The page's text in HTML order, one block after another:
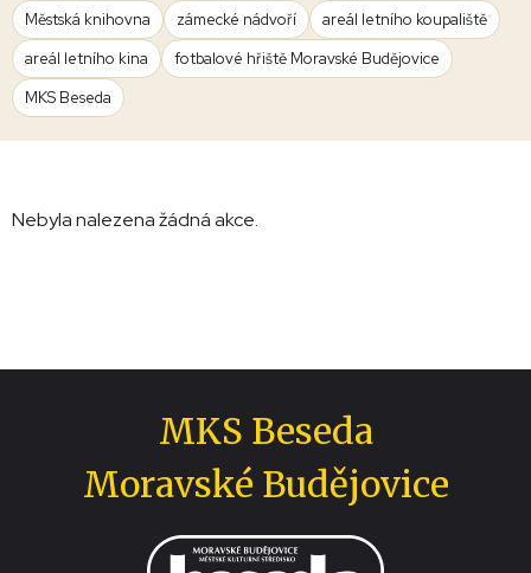
Městská knihovna zámecké nádvoří
areál letního koupaliště
areál letního kina
fotbalové hřiště Moravské Budějovice
MKS Beseda
Nebyla nalezena žádná akce.
MKS Beseda
Moravské Budějovice